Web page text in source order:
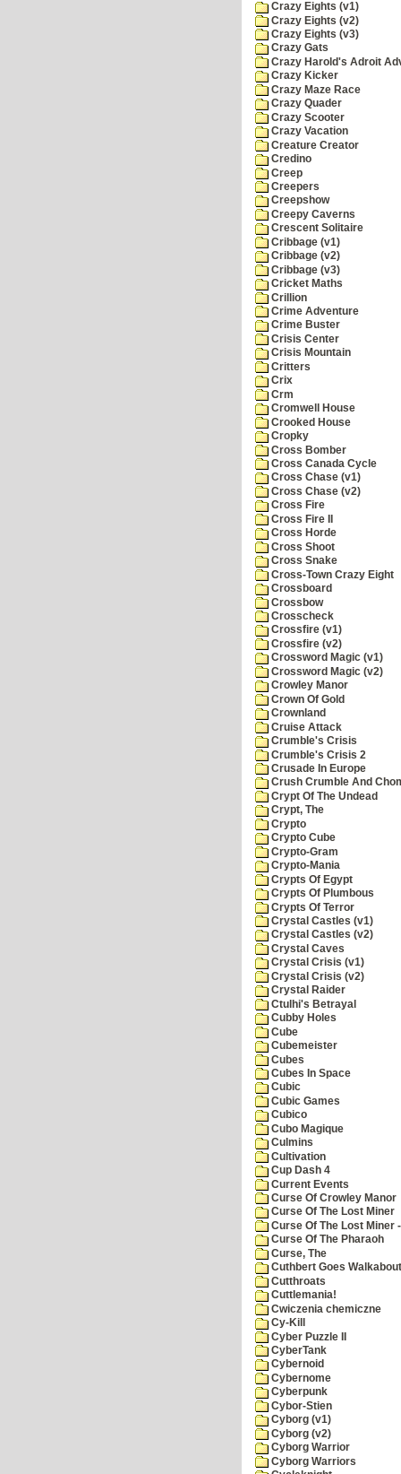
Crazy Eights (v1)
Crazy Eights (v2)
Crazy Eights (v3)
Crazy Gats
Crazy Harold's Adroit
Crazy Kicker
Crazy Maze Race
Crazy Quader
Crazy Scooter
Crazy Vacation
Creature Creator
Credino
Creep
Creepers
Creepshow
Creepy Caverns
Crescent Solitaire
Cribbage (v1)
Cribbage (v2)
Cribbage (v3)
Cricket Maths
Crillion
Crime Adventure
Crime Buster
Crisis Center
Crisis Mountain
Critters
Crix
Crm
Cromwell House
Crooked House
Cropky
Cross Bomber
Cross Canada Cycle
Cross Chase (v1)
Cross Chase (v2)
Cross Fire
Cross Fire II
Cross Horde
Cross Shoot
Cross Snake
Cross-Town Crazy Eight
Crossboard
Crossbow
Crosscheck
Crossfire (v1)
Crossfire (v2)
Crossword Magic (v1)
Crossword Magic (v2)
Crowley Manor
Crown Of Gold
Crownland
Cruise Attack
Crumble's Crisis
Crumble's Crisis 2
Crusade In Europe
Crush Crumble And
Crypt Of The Undead
Crypt, The
Crypto
Crypto Cube
Crypto-Gram
Crypto-Mania
Crypts Of Egypt
Crypts Of Plumbous
Crypts Of Terror
Crystal Castles (v1)
Crystal Castles (v2)
Crystal Caves
Crystal Crisis (v1)
Crystal Crisis (v2)
Crystal Raider
Ctulhi's Betrayal
Cubby Holes
Cube
Cubemeister
Cubes
Cubes In Space
Cubic
Cubic Games
Cubico
Cubo Magique
Culmins
Cultivation
Cup Dash 4
Current Events
Curse Of Crowley Manor
Curse Of The Lost Miner
Curse Of The Lost Miner
Curse Of The Pharaoh
Curse, The
Cuthbert Goes Walkabout
Cutthroats
Cuttlemania!
Cwiczenia chemiczne
Cy-Kill
Cyber Puzzle II
CyberTank
Cybernoid
Cybernome
Cyberpunk
Cybor-Stien
Cyborg (v1)
Cyborg (v2)
Cyborg Warrior
Cyborg Warriors